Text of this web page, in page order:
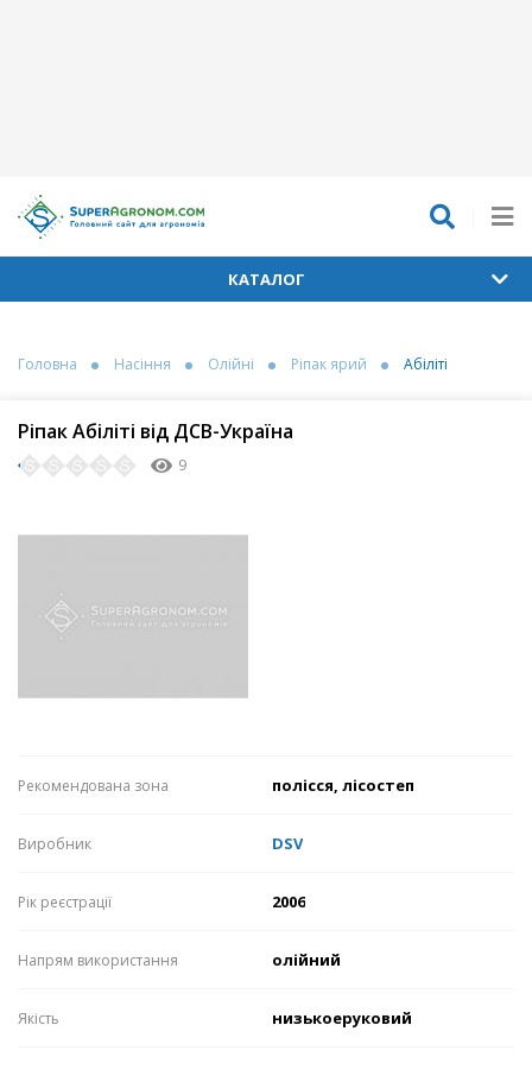
КАТАЛОГ
Головна Насіння Олійні Ріпак ярий Абіліті
Ріпак Абіліті від ДСВ-Україна
9
Рекомендована зона полісся, лісостеп
Виробник DSV
Рік реєстрації 2006
Напрям використання олійний
Якість низькоеруковий